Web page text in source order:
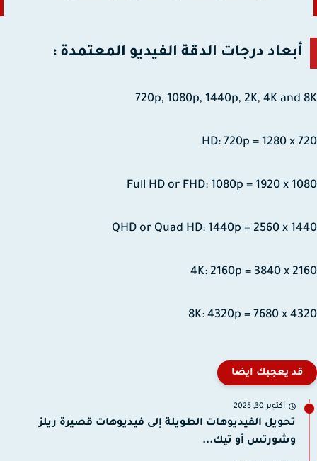
أبعاد درجات الدقة الفيديو المعتمدة :
720p, 1080p, 1440p, 2K, 4K and
HD: 720p = 1280 x
Full HD or FHD: 1080p = 1920 x
QHD or Quad HD: 1440p = 2560 x
4K: 2160p = 3840 x
8K: 4320p = 7680 x
قد يعجبك ايضا
أكتوبر 30, 2025
تحويل الفيديوهات الطويلة إلى فيديوهات قصيرة ريلز
وشورتس أو تيك...